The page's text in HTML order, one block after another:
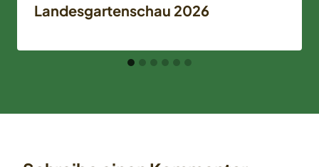
Landesgartenschau 2026